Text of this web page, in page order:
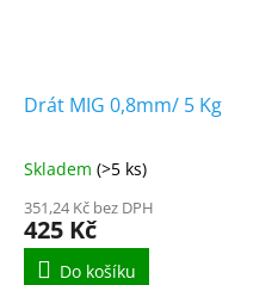
Drát MIG 0,8mm/ 5 Kg
Skladem (>5 ks)
351,24 Kč bez DPH
425 Kč
Do košíku